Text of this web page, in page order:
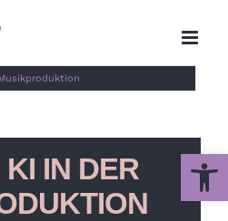
IN DER